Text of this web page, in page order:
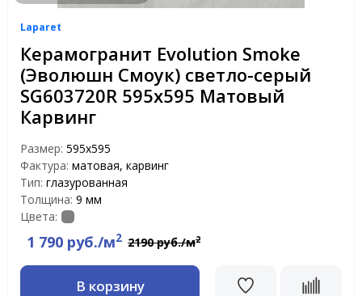
Laparet
Керамогранит Evolution Smoke
(Эволюшн Смоук) светло-серый
SG603720R 595x595 Матовый
Карвинг
Размер: 595x595
Фактура: матовая, карвинг
Тип: глазурованная
Толщина: 9 мм
Цвета:
1 790 руб./м2 2190 руб./м2
В корзину